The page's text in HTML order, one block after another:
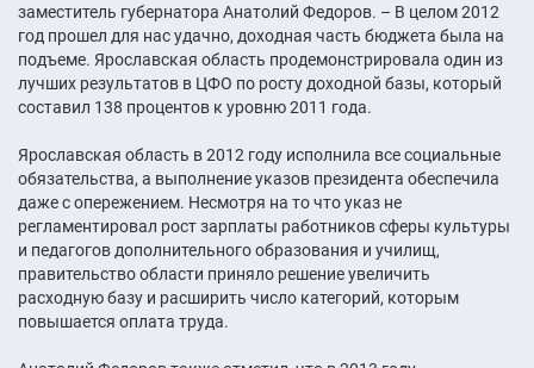
заместитель губернатора Анатолий Федоров. – В целом 2012
год прошел для нас удачно, доходная часть бюджета была на
подъеме. Ярославская область продемонстрировала один из
лучших результатов в ЦФО по росту доходной базы, который
составил 138 процентов к уровню 2011 года.
Ярославская область в 2012 году исполнила все социальные
обязательства, а выполнение указов президента обеспечила
даже с опережением. Несмотря на то что указ не
регламентировал рост зарплаты работников сферы культуры
и педагогов дополнительного образования и училищ,
правительство области приняло решение увеличить
расходную базу и расширить число категорий, которым
повышается оплата труда.